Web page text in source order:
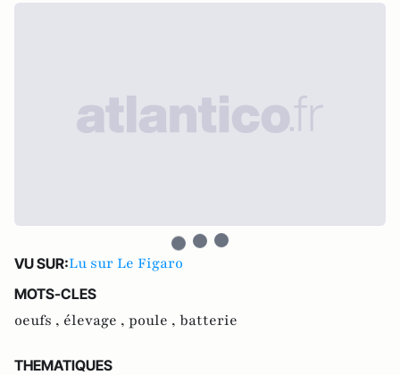
VU SUR:Lu sur Le Figaro
MOTS-CLES
oeufs , élevage , poule , batterie
THEMATIQUES